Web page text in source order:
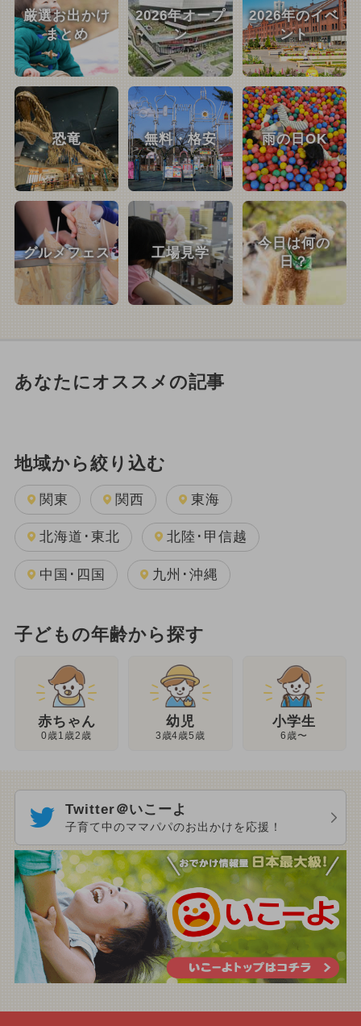
厳選お出かけ
まとめ
2026年オープ
ン
2026年のイベ
ント
恐竜 無料・格安 雨の日OK
グルメフェス 工場見学
今日は何の
日？
あなたにオススメの記事
地域から絞り込む
関東 関西 東海
北海道･東北 北陸･甲信越
中国･四国 九州･沖縄
子どもの年齢から探す
赤ちゃん
0歳1歳2歳
幼児
3歳4歳5歳
小学生
6歳〜
Twitter＠いこーよ
子育て中のママパパのお出かけを応援！